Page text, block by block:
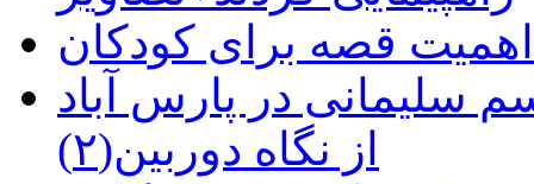
سلیمانی در پارس آباد
از نگاه دوربین(۲)